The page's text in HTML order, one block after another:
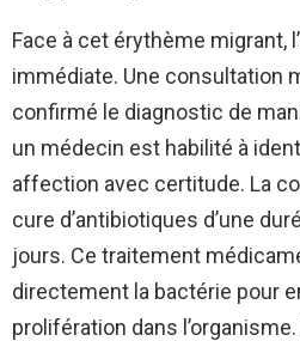
Face à cet érythème migrant,
immédiate. Une consultation
confirmé le diagnostic de
un médecin est habilité à
affection avec certitude. La
cure d’antibiotiques d’une
jours. Ce traitement
directement la bactérie pour
prolifération dans